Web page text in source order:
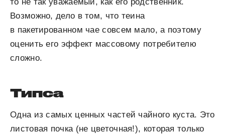
Возможно, дело в том, что теина
в пакетированном чае совсем мало, а поэтому
оценить его эффект массовому потребителю
сложно.
Типса
Одна из самых ценных частей чайного куста. Это
листовая почка (не цветочная!), которая только